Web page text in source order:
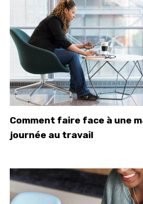
Comment faire face à une
journée au travail